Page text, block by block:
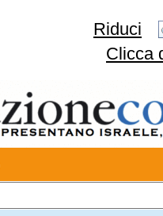
Riduci
Clicca